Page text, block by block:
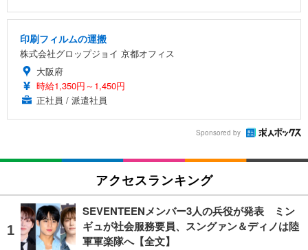
印刷フィルムの運搬
株式会社グロップジョイ 京都オフィス
大阪府
時給1,350円～1,450円
正社員 / 派遣社員
Sponsored by
アクセスランキング
SEVENTEENメンバー3人の兵役が発表 ミン
ギュが社会服務要員、スングァン＆ディノは陸
軍軍楽隊へ【全文】